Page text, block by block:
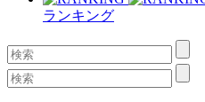
ランキング